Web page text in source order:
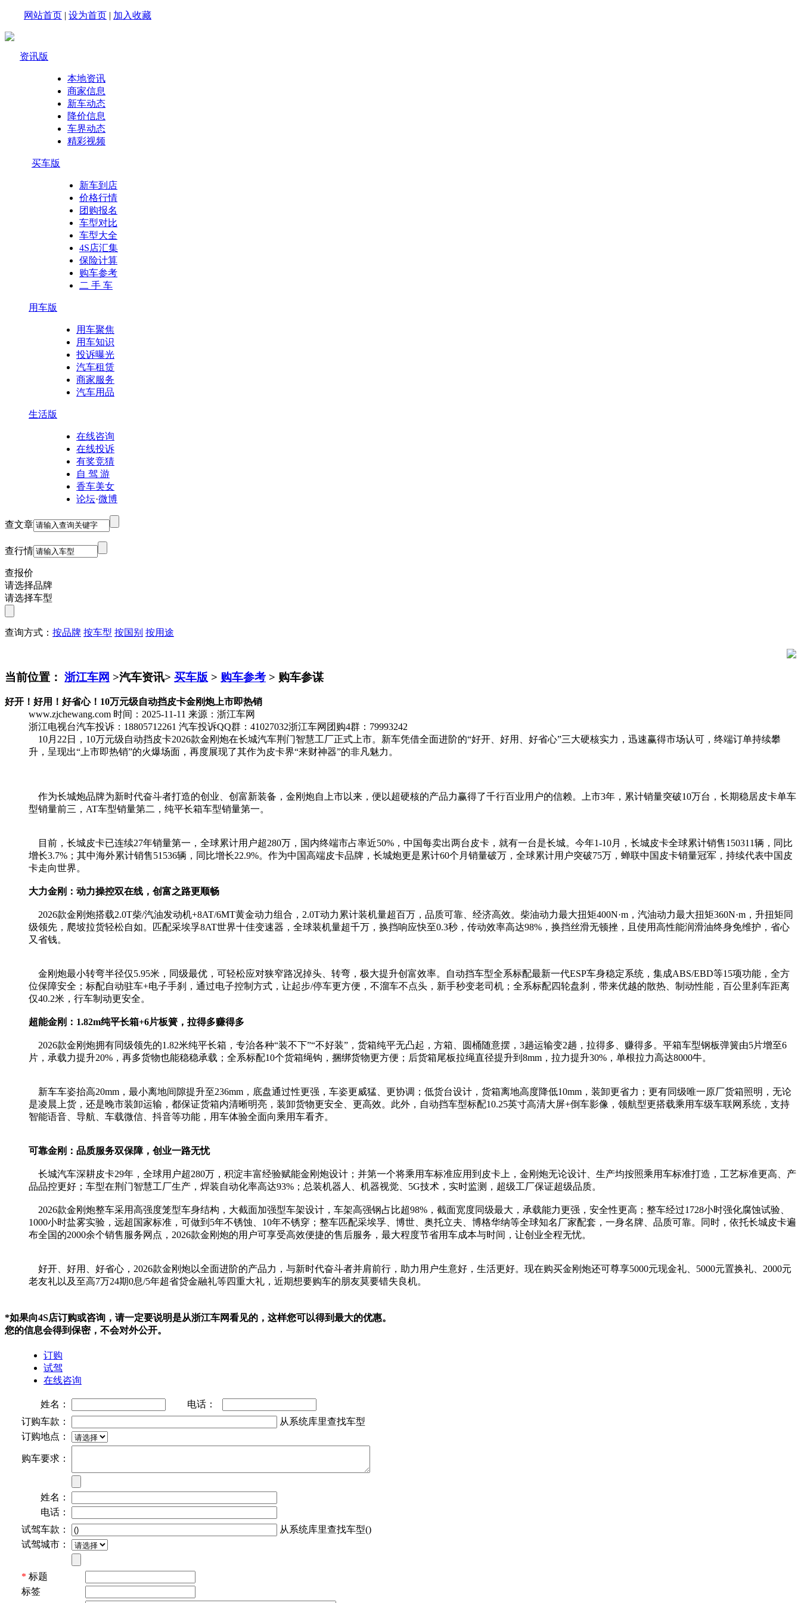
网站首页 | 设为首页 | 加入收藏
资讯版
本地资讯
商家信息
新车动态
降价信息
车界动态
精彩视频
买车版
新车到店
价格行情
团购报名
车型对比
车型大全
4S店汇集
保险计算
购车参考
二 手 车
用车版
用车聚焦
用车知识
投诉曝光
汽车租赁
商家服务
汽车用品
生活版
在线咨询
在线投诉
有奖竞猜
自 驾 游
香车美女
论坛·微博
查文章
查行情
查报价
请选择品牌
请选择车型
查询方式： 按品牌 按车型 按国别 按用途
当前位置： 浙江车网 >汽车资讯> 买车版 > 购车参考 > 购车参谋
好开！好用！好省心！10万元级自动挡皮卡金刚炮上市即热销
www.zjchewang.com 时间：2025-11-11 来源：浙江车网
浙江电视台汽车投诉：18805712261 汽车投诉QQ群：41027032浙江车网团购4群：79993242
10月22日，10万元级自动挡皮卡2026款金刚炮在长城汽车荆门智慧工厂正式上市。新车凭借全面进阶的“好开、好用、好省心”三大硬核实力，迅速赢得市场认可，终端订单持续攀
升，呈现出“上市即热销”的火爆场面，再度展现了其作为皮卡界“来财神器”的非凡魅力。
作为长城炮品牌为新时代奋斗者打造的创业、创富新装备，金刚炮自上市以来，便以超硬核的产品力赢得了千行百业用户的信赖。上市3年，累计销量突破10万台，长期稳居皮卡单车
型销量前三，AT车型销量第二，纯平长箱车型销量第一。
目前，长城皮卡已连续27年销量第一，全球累计用户超280万，国内终端市占率近50%，中国每卖出两台皮卡，就有一台是长城。今年1-10月，长城皮卡全球累计销售150311辆，同比
增长3.7%；其中海外累计销售51536辆，同比增长22.9%。作为中国高端皮卡品牌，长城炮更是累计60个月销量破万，全球累计用户突破75万，蝉联中国皮卡销量冠军，持续代表中国皮
卡走向世界。
大力金刚：动力操控双在线，创富之路更顺畅
2026款金刚炮搭载2.0T柴/汽油发动机+8AT/6MT黄金动力组合，2.0T动力累计装机量超百万，品质可靠、经济高效。柴油动力最大扭矩400N·m，汽油动力最大扭矩360N·m，升扭矩同
级领先，爬坡拉货轻松自如。匹配采埃孚8AT世界十佳变速器，全球装机量超千万，换挡响应快至0.3秒，传动效率高达98%，换挡丝滑无顿挫，且使用高性能润滑油终身免维护，省心
又省钱。
金刚炮最小转弯半径仅5.95米，同级最优，可轻松应对狭窄路况掉头、转弯，极大提升创富效率。自动挡车型全系标配最新一代ESP车身稳定系统，集成ABS/EBD等15项功能，全方
位保障安全；标配自动驻车+电子手刹，通过电子控制方式，让起步/停车更方便，不溜车不点头，新手秒变老司机；全系标配四轮盘刹，带来优越的散热、制动性能，百公里刹车距离
仅40.2米，行车制动更安全。
超能金刚：1.82m纯平长箱+6片板簧，拉得多赚得多
2026款金刚炮拥有同级领先的1.82米纯平长箱，专治各种“装不下”“不好装”，货箱纯平无凸起，方箱、圆桶随意摆，3趟运输变2趟，拉得多、赚得多。平箱车型钢板弹簧由5片增至6
片，承载力提升20%，再多货物也能稳稳承载；全系标配10个货箱绳钩，捆绑货物更方便；后货箱尾板拉绳直径提升到8mm，拉力提升30%，单根拉力高达8000牛。
新车车姿抬高20mm，最小离地间隙提升至236mm，底盘通过性更强，车姿更威猛、更协调；低货台设计，货箱离地高度降低10mm，装卸更省力；更有同级唯一原厂货箱照明，无论
是凌晨上货，还是晚市装卸运输，都保证货箱内清晰明亮，装卸货物更安全、更高效。此外，自动挡车型标配10.25英寸高清大屏+倒车影像，领航型更搭载乘用车级车联网系统，支持
智能语音、导航、车载微信、抖音等功能，用车体验全面向乘用车看齐。
可靠金刚：品质服务双保障，创业一路无忧
长城汽车深耕皮卡29年，全球用户超280万，积淀丰富经验赋能金刚炮设计；并第一个将乘用车标准应用到皮卡上，金刚炮无论设计、生产均按照乘用车标准打造，工艺标准更高、产
品品控更好；车型在荆门智慧工厂生产，焊装自动化率高达93%；总装机器人、机器视觉、5G技术，实时监测，超级工厂保证超级品质。
2026款金刚炮整车采用高强度笼型车身结构，大截面加强型车架设计，车架高强钢占比超98%，截面宽度同级最大，承载能力更强，安全性更高；整车经过1728小时强化腐蚀试验、
1000小时盐雾实验，远超国家标准，可做到5年不锈蚀、10年不锈穿；整车匹配采埃孚、博世、奥托立夫、博格华纳等全球知名厂家配套，一身名牌、品质可靠。同时，依托长城皮卡遍
布全国的2000余个销售服务网点，2026款金刚炮的用户可享受高效便捷的售后服务，最大程度节省用车成本与时间，让创业全程无忧。
好开、好用、好省心，2026款金刚炮以全面进阶的产品力，与新时代奋斗者并肩前行，助力用户生意好，生活更好。现在购买金刚炮还可尊享5000元现金礼、5000元置换礼、2000元
老友礼以及至高7万24期0息/5年超省贷金融礼等四重大礼，近期想要购车的朋友莫要错失良机。
*如果向4S店订购或咨询，请一定要说明是从浙江车网看见的，这样您可以得到最大的优惠。
您的信息会得到保密，不会对外公开。
订购
试驾
在线咨询
姓名：
电话：
订购车款：
从系统库里查找车型
订购地点：
购车要求：
姓名：
电话：
试驾车款：
从系统库里查找车型()
试驾城市：
* 标题
标签